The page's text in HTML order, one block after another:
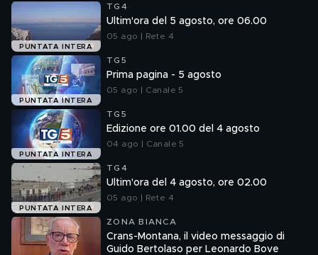
PUNTATA INTERA
TG4
Ultim'ora del 5 agosto, ore 06.00
05 ago | Rete 4
PUNTATA INTERA
TG5
Prima pagina - 5 agosto
05 ago | Canale 5
PUNTATA INTERA
TG5
Edizione ore 01.00 del 4 agosto
04 ago | Canale 5
PUNTATA INTERA
TG4
Ultim'ora del 4 agosto, ore 02.00
05 ago | Rete 4
ZONA BIANCA
Crans-Montana, il video messaggio di
Guido Bertolaso per Leonardo Bove